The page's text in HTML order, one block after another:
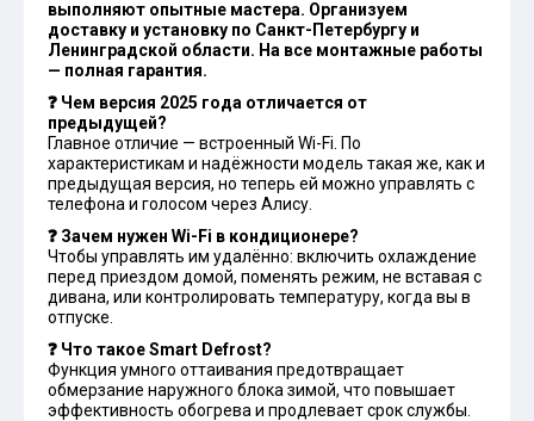
выполняют опытные мастера. Организуем
доставку и установку по Санкт-Петербургу и
Ленинградской области. На все монтажные работы
— полная гарантия.
❓ Чем версия 2025 года отличается от
предыдущей?
Главное отличие — встроенный Wi-Fi. По
характеристикам и надёжности модель такая же, как и
предыдущая версия, но теперь ей можно управлять с
телефона и голосом через Алису.
❓ Зачем нужен Wi-Fi в кондиционере?
Чтобы управлять им удалённо: включить охлаждение
перед приездом домой, поменять режим, не вставая с
дивана, или контролировать температуру, когда вы в
отпуске.
❓ Что такое Smart Defrost?
Функция умного оттаивания предотвращает
обмерзание наружного блока зимой, что повышает
эффективность обогрева и продлевает срок службы.